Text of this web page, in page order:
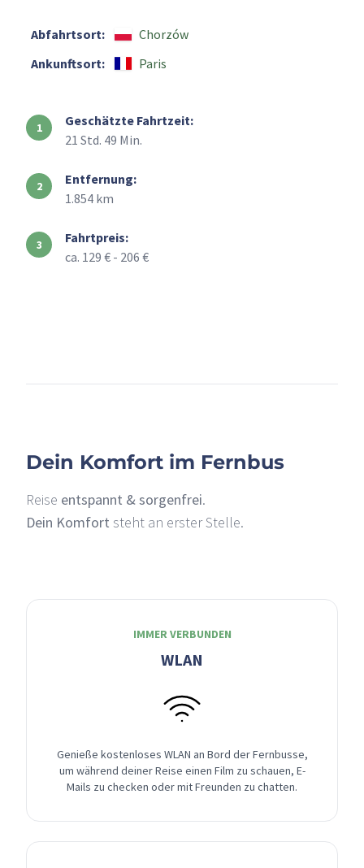
Abfahrtsort:
Chorzów
Ankunftsort:
Paris
Geschätzte Fahrtzeit:
21 Std. 49 Min.
Entfernung:
1.854 km
Fahrtpreis:
ca. 129 € - 206 €
Dein Komfort im Fernbus
Reise entspannt & sorgenfrei.
Dein Komfort steht an erster Stelle.
IMMER VERBUNDEN
WLAN
Genieße kostenloses WLAN an Bord der Fernbusse,
um während deiner Reise einen Film zu schauen, E-
Mails zu checken oder mit Freunden zu chatten.